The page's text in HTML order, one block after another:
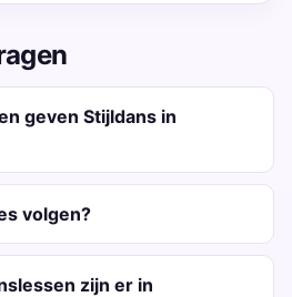
geven Stijldans in
volgen?
zijn er in